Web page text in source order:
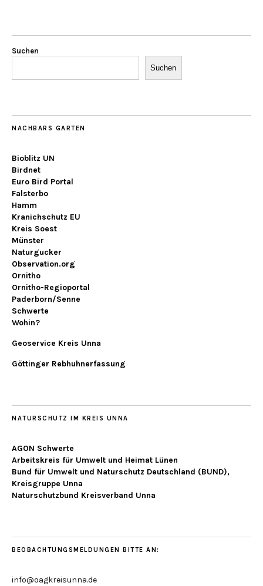
Suchen
Suchen
NACHBARS GARTEN
Bioblitz UN
Birdnet
Euro Bird Portal
Falsterbo
Hamm
Kranichschutz EU
Kreis Soest
Münster
Naturgucker
Observation.org
Ornitho
Ornitho-Regioportal
Paderborn/Senne
Schwerte
Wohin?
Geoservice Kreis Unna
Göttinger Rebhuhnerfassung
NATURSCHUTZ IM KREIS UNNA
AGON Schwerte
Arbeitskreis für Umwelt und Heimat Lünen
Bund für Umwelt und Naturschutz Deutschland (BUND),
Kreisgruppe Unna
Naturschutzbund Kreisverband Unna
BEOBACHTUNGSMELDUNGEN BITTE AN:
info@oagkreisunna.de